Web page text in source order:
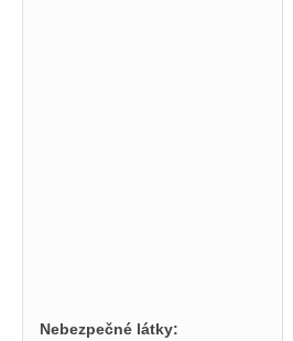
Nebezpečné látky: